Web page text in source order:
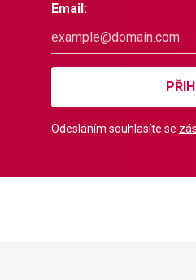
Email:
Odesláním souhlasíte se